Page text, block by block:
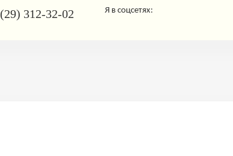
312-32-02 Я в соцсетях: